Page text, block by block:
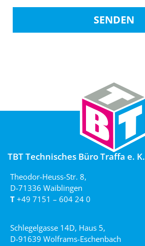
SENDEN
TBT Technisches Büro Traffa e. K.
Theodor-Heuss-Str. 8,
D-71336 Waiblingen
T +49 7151 – 604 24 0
Schlegelgasse 14D, Haus 5,
D-91639 Wolframs-Eschenbach